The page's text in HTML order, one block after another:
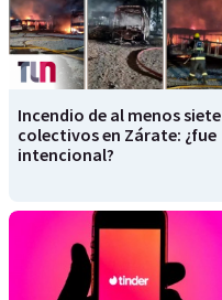
Incendio de al menos siete
colectivos en Zárate: ¿fue
intencional?